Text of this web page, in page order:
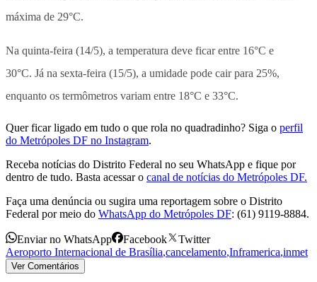
máxima de 29°C.
Na quinta-feira (14/5), a temperatura deve ficar entre 16°C e
30°C. Já na sexta-feira (15/5), a umidade pode cair para 25%,
enquanto os termômetros variam entre 18°C e 33°C.
Quer ficar ligado em tudo o que rola no quadradinho? Siga o perfil
do Metrópoles DF no Instagram.
Receba notícias do Distrito Federal no seu WhatsApp e fique por
dentro de tudo. Basta acessar o canal de notícias do Metrópoles DF.
Faça uma denúncia ou sugira uma reportagem sobre o Distrito
Federal por meio do WhatsApp do Metrópoles DF: (61) 9119-8884.
Enviar no WhatsApp Facebook
Twitter
Aeroporto Internacional de Brasília,cancelamento,Inframerica,inmet
Ver Comentários